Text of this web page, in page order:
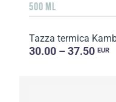
500 ML
Tazza termica
30.00 – 37.50 EUR